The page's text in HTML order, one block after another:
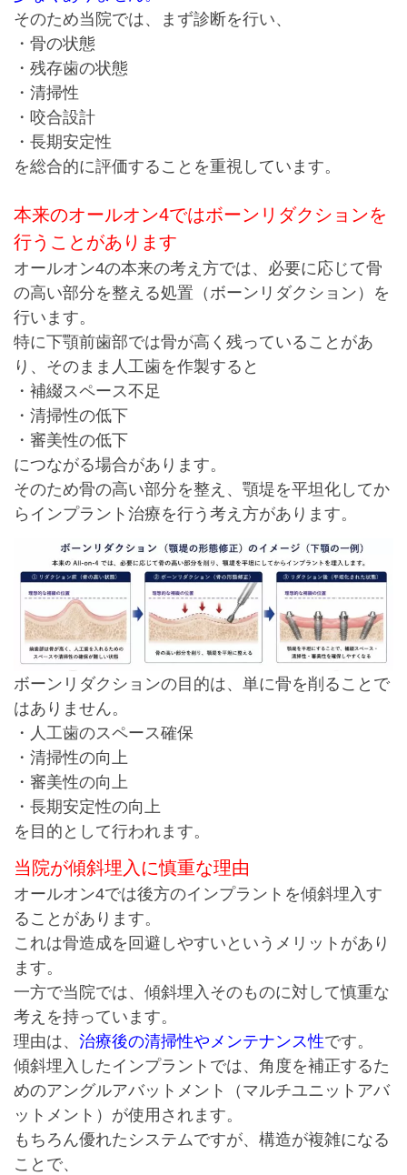
そのため当院では、まず診断を行い、
・骨の状態
・残存歯の状態
・清掃性
・咬合設計
・長期安定性
を総合的に評価することを重視しています。
本来のオールオン4ではボーンリダクションを
行うことがあります
オールオン4の本来の考え方では、必要に応じて骨
の高い部分を整える処置（ボーンリダクション）を
行います。
特に下顎前歯部では骨が高く残っていることがあ
り、 そのまま人工歯を作製すると
・補綴スペース不足
・清掃性の低下
・審美性の低下
につながる場合があります。
そのため骨の高い部分を整え、顎堤を平坦化してか
らインプラント治療を行う考え方があります。
ボーンリダクションの目的は、単に骨を削ることで
はありません。
・人工歯のスペース確保
・清掃性の向上
・審美性の向上
・長期安定性の向上
を目的として行われます。
当院が傾斜埋入に慎重な理由
オールオン4では後方のインプラントを傾斜埋入す
ることがあります。
これは骨造成を回避しやすいというメリットがあり
ます。
一方で当院では、 傾斜埋入そのものに対して慎重な
考えを持っています。
理由は、 治療後の清掃性やメンテナンス性です。
傾斜埋入したインプラントでは、角度を補正するた
めのアングルアバットメント（マルチユニットアバ
ットメント）が使用されます。
もちろん優れたシステムですが、 構造が複雑になる
ことで、